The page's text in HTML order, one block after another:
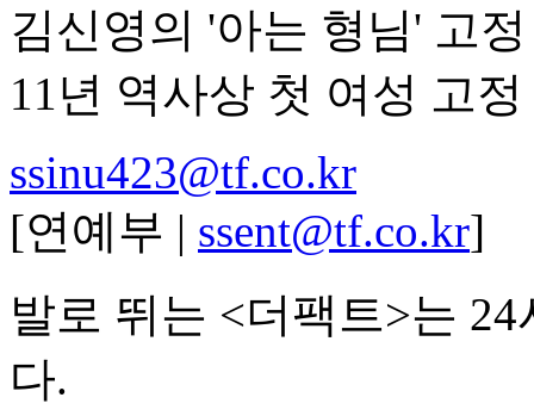
김신영의 '아는 형님' 고
11년 역사상 첫 여성 고
ssinu423@tf.co.kr
[연예부 | ssent@tf.co.kr]
발로 뛰는 <더팩트>는
다.